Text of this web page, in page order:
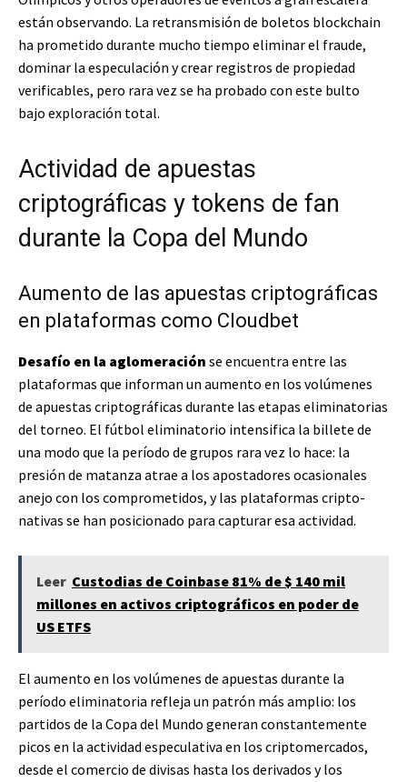
están observando. La retransmisión de boletos blockchain
ha prometido durante mucho tiempo eliminar el fraude,
dominar la especulación y crear registros de propiedad
verificables, pero rara vez se ha probado con este bulto
bajo exploración total.
Actividad de apuestas
criptográficas y tokens de fan
durante la Copa del Mundo
Aumento de las apuestas criptográficas
en plataformas como Cloudbet
Desafío en la aglomeración se encuentra entre las
plataformas que informan un aumento en los volúmenes
de apuestas criptográficas durante las etapas eliminatorias
del torneo. El fútbol eliminatorio intensifica la billete de
una modo que la período de grupos rara vez lo hace: la
presión de matanza atrae a los apostadores ocasionales
anejo con los comprometidos, y las plataformas cripto-
nativas se han posicionado para capturar esa actividad.
Leer Custodias de Coinbase 81% de $ 140 mil
millones en activos criptográficos en poder de
US ETFS
El aumento en los volúmenes de apuestas durante la
período eliminatoria refleja un patrón más amplio: los
partidos de la Copa del Mundo generan constantemente
picos en la actividad especulativa en los criptomercados,
desde el comercio de divisas hasta los derivados y los